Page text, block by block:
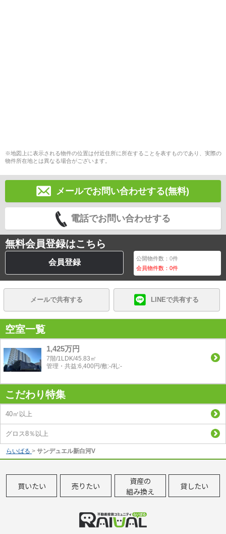
※地図上に表示される物件の位置は付近住所に所在することを表すものであり、実際の
物件所在地とは異なる場合がございます。
メールでお問い合わせする(無料)
電話でお問い合わせする
無料会員登録はこちら
会員登録 公開物件数：0件
会員物件数：0件
メールで共有する LINEで共有する
空室一覧
1,425万円
7階/1LDK/45.83㎡
管理・共益:6,400円/敷:-/礼:-
こだわり特集
40㎡以上
グロス8％以上
らいばる > サンデュエル新白河V
買いたい 売りたい
資産の
組み換え
貸したい